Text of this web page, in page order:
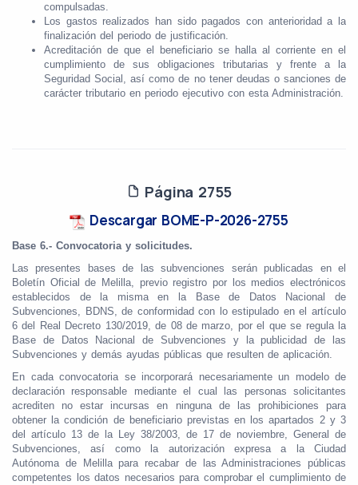
compulsadas.
Los gastos realizados han sido pagados con anterioridad a la
finalización del periodo de justificación.
Acreditación de que el beneficiario se halla al corriente en el
cumplimiento de sus obligaciones tributarias y frente a la
Seguridad Social, así como de no tener deudas o sanciones de
carácter tributario en periodo ejecutivo con esta Administración.
Página 2755
Descargar BOME-P-2026-2755
Base 6.- Convocatoria y solicitudes.
Las presentes bases de las subvenciones serán publicadas en el
Boletín Oficial de Melilla, previo registro por los medios electrónicos
establecidos de la misma en la Base de Datos Nacional de
Subvenciones, BDNS, de conformidad con lo estipulado en el artículo
6 del Real Decreto 130/2019, de 08 de marzo, por el que se regula la
Base de Datos Nacional de Subvenciones y la publicidad de las
Subvenciones y demás ayudas públicas que resulten de aplicación.
En cada convocatoria se incorporará necesariamente un modelo de
declaración responsable mediante el cual las personas solicitantes
acrediten no estar incursas en ninguna de las prohibiciones para
obtener la condición de beneficiario previstas en los apartados 2 y 3
del artículo 13 de la Ley 38/2003, de 17 de noviembre, General de
Subvenciones, así como la autorización expresa a la Ciudad
Autónoma de Melilla para recabar de las Administraciones públicas
competentes los datos necesarios para comprobar el cumplimiento de